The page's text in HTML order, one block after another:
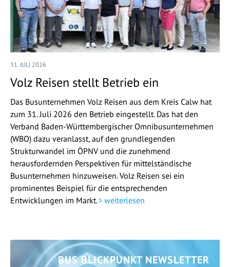
31. JULI 2026
Volz Reisen stellt Betrieb ein
Das Busunternehmen Volz Reisen aus dem Kreis Calw hat
zum 31. Juli 2026 den Betrieb eingestellt. Das hat den
Verband Baden-Württembergischer Omnibusunternehmen
(WBO) dazu veranlasst, auf den grundlegenden
Strukturwandel im ÖPNV und die zunehmend
herausfordernden Perspektiven für mittelständische
Busunternehmen hinzuweisen. Volz Reisen sei ein
prominentes Beispiel für die entsprechenden
Entwicklungen im Markt.
weiterlesen
BUS BLICKPUNKT NEWSLETTER